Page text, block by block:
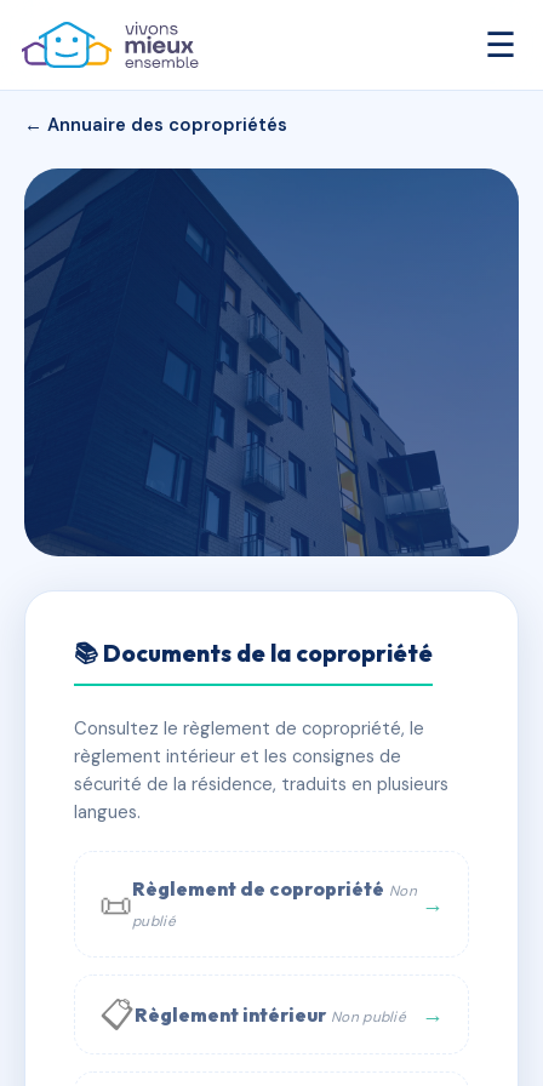
☰
← Annuaire des copropriétés
PANORAMIC
✓ Immatriculée 🏠 156 lots 🏗 1 bâtiment(s)
📞 Contacter Syndic Digital
📚 Documents de la copropriété
Consultez le règlement de copropriété, le
règlement intérieur et les consignes de
sécurité de la résidence, traduits en plusieurs
langues.
📜Règlement de copropriété Non
publié
→
📋Règlement intérieur Non publié →